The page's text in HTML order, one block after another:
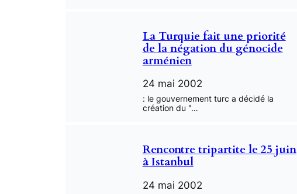
La Turquie fait une priorité
de la négation du génocide
arménien
24 mai 2002
: le gouvernement turc a décidé la
création du "…
Rencontre tripartite le 25 juin
à Istanbul
24 mai 2002